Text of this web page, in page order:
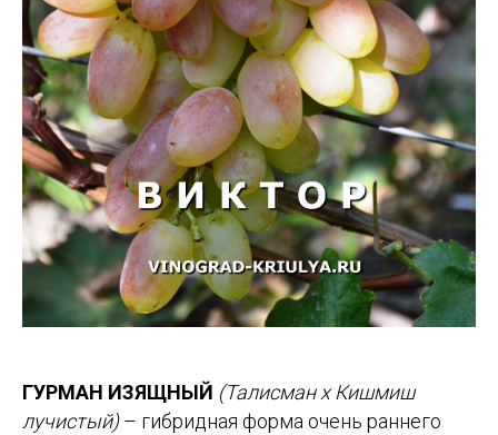
ГУРМАН ИЗЯЩНЫЙ (Талисман х Кишмиш
лучистый)– гибридная форма очень раннего